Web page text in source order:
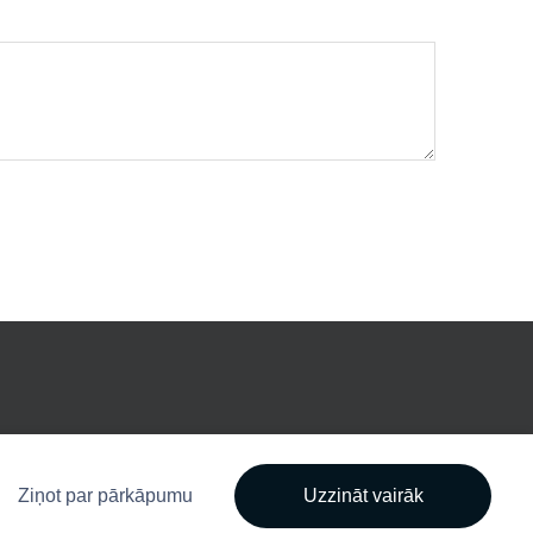
Ziņot par pārkāpumu Uzzināt vairāk